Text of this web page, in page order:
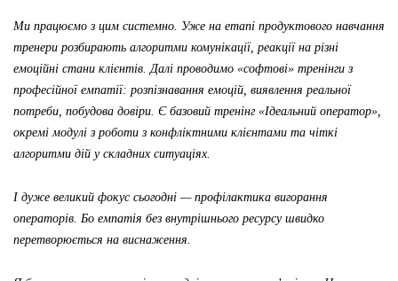
Ми працюємо з цим системно. Уже на етапі продуктового навчання
тренери розбирають алгоритми комунікації, реакції на різні
емоційні стани клієнтів. Далі проводимо «софтові» тренінги з
професійної емпатії: розпізнавання емоцій, виявлення реальної
потреби, побудова довіри. Є базовий тренінг «Ідеальний оператор»,
окремі модулі з роботи з конфліктними клієнтами та чіткі
алгоритми дій у складних ситуаціях.
І дуже великий фокус сьогодні — профілактика вигорання
операторів. Бо емпатія без внутрішнього ресурсу швидко
перетворюється на виснаження.